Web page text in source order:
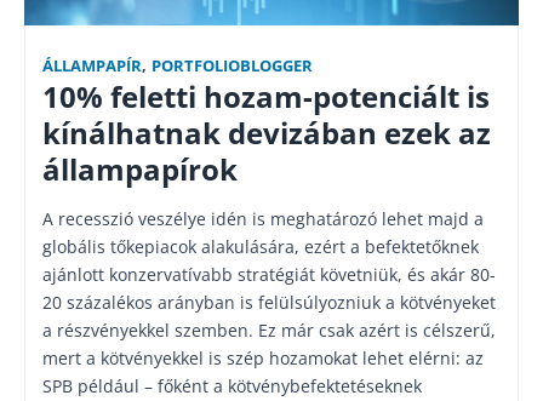
ÁLLAMPAPÍR, PORTFOLIOBLOGGER
10% feletti hozam-potenciált is
kínálhatnak devizában ezek az
állampapírok
A recesszió veszélye idén is meghatározó lehet majd a
globális tőkepiacok alakulására, ezért a befektetőknek
ajánlott konzervatívabb stratégiát követniük, és akár 80-
20 százalékos arányban is felülsúlyozniuk a kötvényeket
a részvényekkel szemben. Ez már csak azért is célszerű,
mert a kötvényekkel is szép hozamokat lehet elérni: az
SPB például – főként a kötvénybefektetéseknek